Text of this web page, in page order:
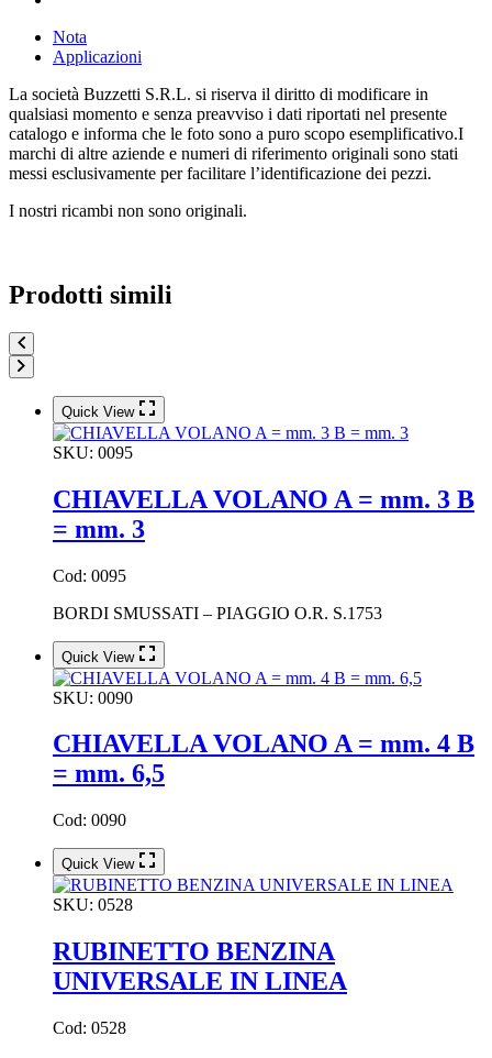
Nota
Applicazioni
La società Buzzetti S.R.L. si riserva il diritto di modificare in
qualsiasi momento e senza preavviso i dati riportati nel presente
catalogo e informa che le foto sono a puro scopo esemplificativo.I
marchi di altre aziende e numeri di riferimento originali sono stati
messi esclusivamente per facilitare l’identificazione dei pezzi.
I nostri ricambi non sono originali.
Prodotti simili
Quick View
SKU: 0095
CHIAVELLA VOLANO A = mm. 3 B
= mm. 3
Cod: 0095
BORDI SMUSSATI – PIAGGIO O.R. S.1753
Quick View
SKU: 0090
CHIAVELLA VOLANO A = mm. 4 B
= mm. 6,5
Cod: 0090
Quick View
SKU: 0528
RUBINETTO BENZINA
UNIVERSALE IN LINEA
Cod: 0528